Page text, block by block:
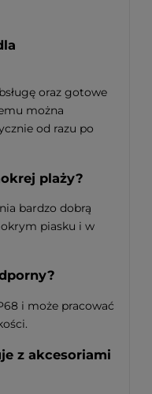
oraz gotowe
można
od razu po
plaży?
bardzo dobrą
piasku i w
i może pracować
z akcesoriami